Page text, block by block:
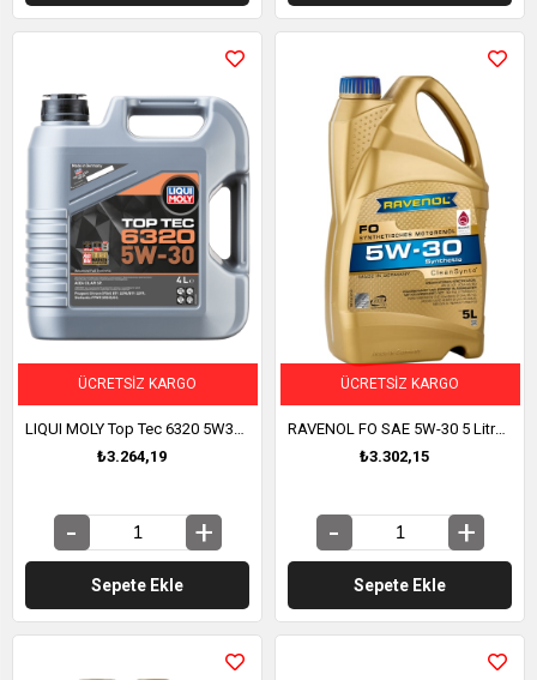
₺3.264,19
Sepete Ekle
ÜCRETSIZ KARGO
RAVENOL FO SAE 5W-30 5 Litre (1111115-005)
₺3.302,15
Sepete Ekle
ÜCRETSIZ KARGO